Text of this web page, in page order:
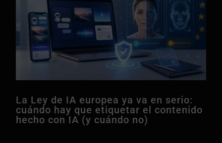
La Ley de IA europea ya va en serio:
cuándo hay que etiquetar el contenido
hecho con IA (y cuándo no)